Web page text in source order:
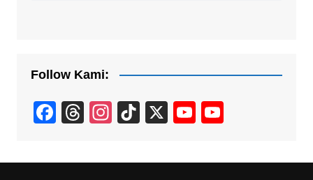
Follow Kami:
F
c
T
e
In
a
Ti
T
X
Y
u
u